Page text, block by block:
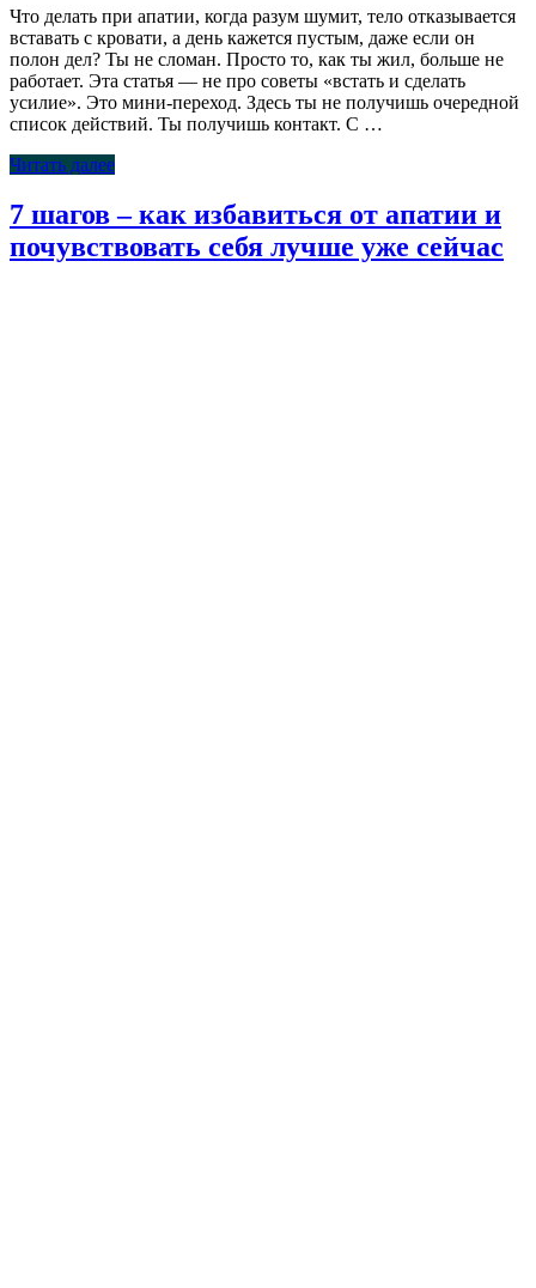
Что делать при апатии, когда разум шумит, тело отказывается
вставать с кровати, а день кажется пустым, даже если он
полон дел? Ты не сломан. Просто то, как ты жил, больше не
работает. Эта статья — не про советы «встать и сделать
усилие». Это мини-переход. Здесь ты не получишь очередной
список действий. Ты получишь контакт. С …
Читать далее
7 шагов – как избавиться от апатии и
почувствовать себя лучше уже сейчас